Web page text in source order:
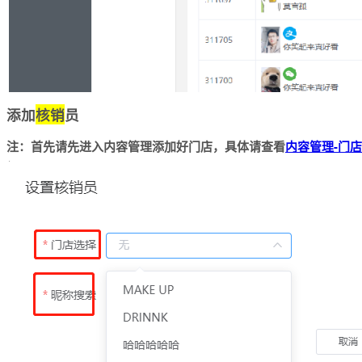
添加核销员
注：首先请先进入内容管理添加好门店，具体请查看内容管理-门